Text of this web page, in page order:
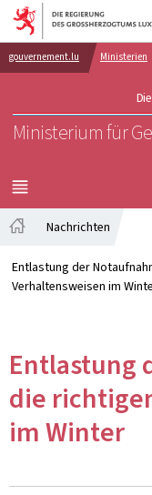
gouvernement.lu Ministerien
Ministerium für
MENÜ
HAUPT-
Nachrichten
Entlastung der
Verhaltensweisen im
Entlastung
die
im Winter